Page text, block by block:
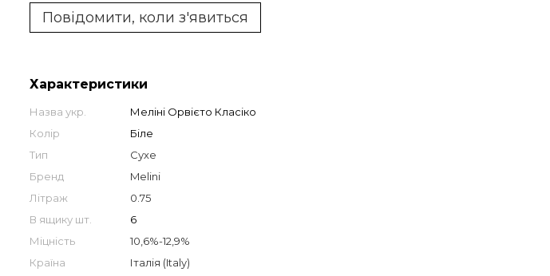
Повідомити, коли з'явиться
Характеристики
Назва укр.
Меліні Орвієто Класіко
Колір
Біле
Тип
Сухе
Бренд
Melini
Літраж
0.75
В ящику шт.
6
Міцність
10,6%-12,9%
Країна
Італія (Italy)